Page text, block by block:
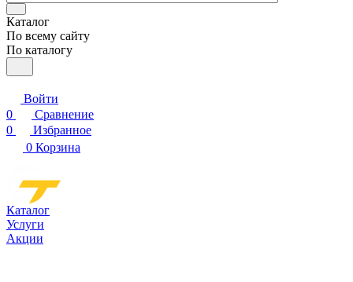
Каталог
По всему сайту
По каталогу
Войти
0
Сравнение
0
Избранное
0 Корзина
Каталог
Услуги
Акции